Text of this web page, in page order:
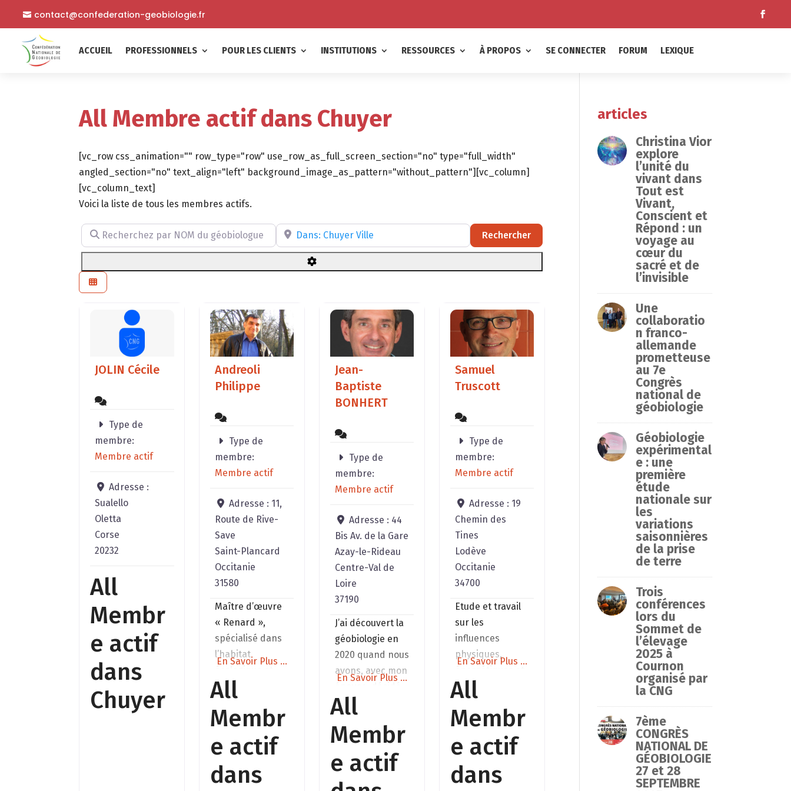
contact@confederation-geobiologie.fr
ACCUEIL PROFESSIONNELS POUR LES CLIENTS INSTITUTIONS RESSOURCES À PROPOS SE CONNECTER FORUM LEXIQUE
All Membre actif dans Chuyer
[vc_row css_animation="" row_type="row" use_row_as_full_screen_section="no" type="full_width"
angled_section="no" text_align="left" background_image_as_pattern="without_pattern"][vc_column]
[vc_column_text]
Voici la liste de tous les membres actifs.
Recherchez par NOM du géobiologue (facultatif)Recherchez par RÉGION, DÉPARTEMENT ou VILLERechercherRechercher
JOLIN Cécile
Type de
membre:
Membre actif
Adresse :
Sualello
Oletta
Corse
20232
All
Membr
e actif
dans
Chuyer
Andreoli
Philippe
Type de
membre:
Membre actif
Adresse : 11,
Route de Rive-
Save
Saint-Plancard
Occitanie
31580
Maître d’œuvre
« Renard »,
spécialisé dans
l’habitat
patrimoine
ancien /
MH;Géobiologue
professionnel
depuis 1993. «
Nous n’arrivons
pas sur un lieu
En Savoir Plus ...
All
Membr
e actif
dans
Jean-
Baptiste
BONHERT
Type de
membre:
Membre actif
Adresse : 44
Bis Av. de la Gare
Azay-le-Rideau
Centre-Val de
Loire
37190
J’ai découvert la
géobiologie en
2020 quand nous
avons, avec mon
de faire appel à
un géobiologue
pour nettoyer
notre nouveau
logis. Nous nous
sommes formés
En Savoir Plus ...
All
Membr
e actif
Samuel
Truscott
Type de
membre:
Membre actif
Adresse : 19
Chemin des
Tines
Lodève
Occitanie
34700
Etude et travail
sur les
influences
physiques,
subtiles d’un lieu
sur le vivant,
avec une
approche qui
essaie d’être la
plus simple et la
plus pratique
En Savoir Plus ...
All
Membr
e actif
dans
articles
Christina Vior
explore
l’unité du
vivant dans
Tout est
Vivant,
Conscient et
Répond : un
voyage au
cœur du
sacré et de
l’invisible
Une
collaboratio
n franco-
allemande
prometteuse
au 7e
Congrès
national de
géobiologie
Géobiologie
expérimental
e : une
première
étude
nationale sur
les
variations
saisonnières
de la prise
de terre
Trois
conférences
lors du
Sommet de
l’élevage
2025 à
Cournon
organisé par
la CNG
7ème
CONGRÈS
NATIONAL DE
GÉOBIOLOGIE
27 et 28
SEPTEMBRE